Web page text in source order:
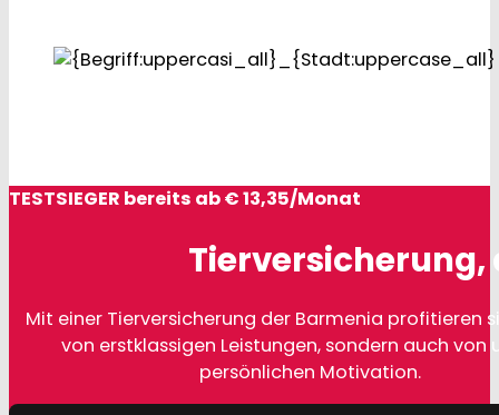
TESTSIEGER bereits ab € 13,35/Monat
Tierversicherung,
Mit einer Tierversicherung der Barmenia profitieren
von erstklassigen Leistungen, sondern auch von
persönlichen Motivation.